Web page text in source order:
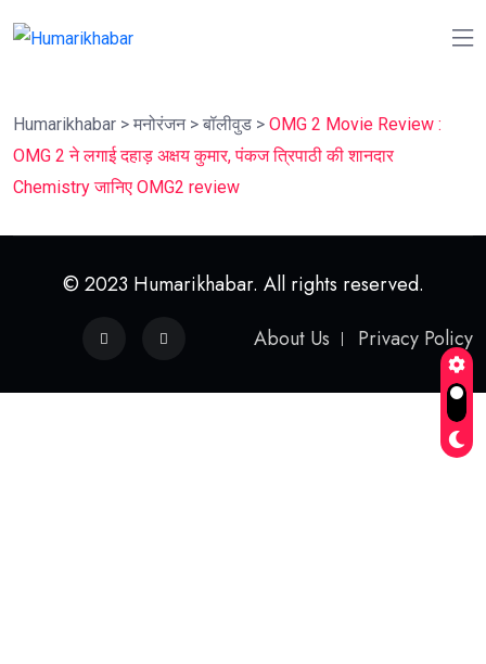
Humarikhabar > मनोरंजन> बॉलीवुड > OMG 2 Movie Review :
OMG 2 ने लगाई दहाड़ अक्षय कुमार, पंकज त्रिपाठी की शानदार
Chemistry जानिए OMG2 review
© 2023 Humarikhabar. All rights reserved.
About Us
Privacy Policy